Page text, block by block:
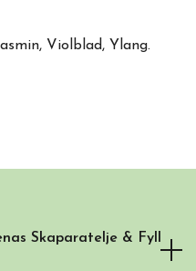
Violblad, Ylang.
Skaparatelje & Fyll